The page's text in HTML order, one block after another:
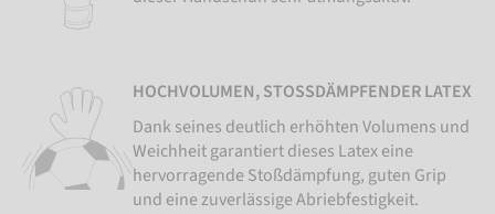
HOCHVOLUMEN, STOSSDÄMPFENDER LATEX
Dank seines deutlich erhöhten Volumens und
Weichheit garantiert dieses Latex eine
hervorragende Stoßdämpfung, guten Grip
und eine zuverlässige Abriebfestigkeit.